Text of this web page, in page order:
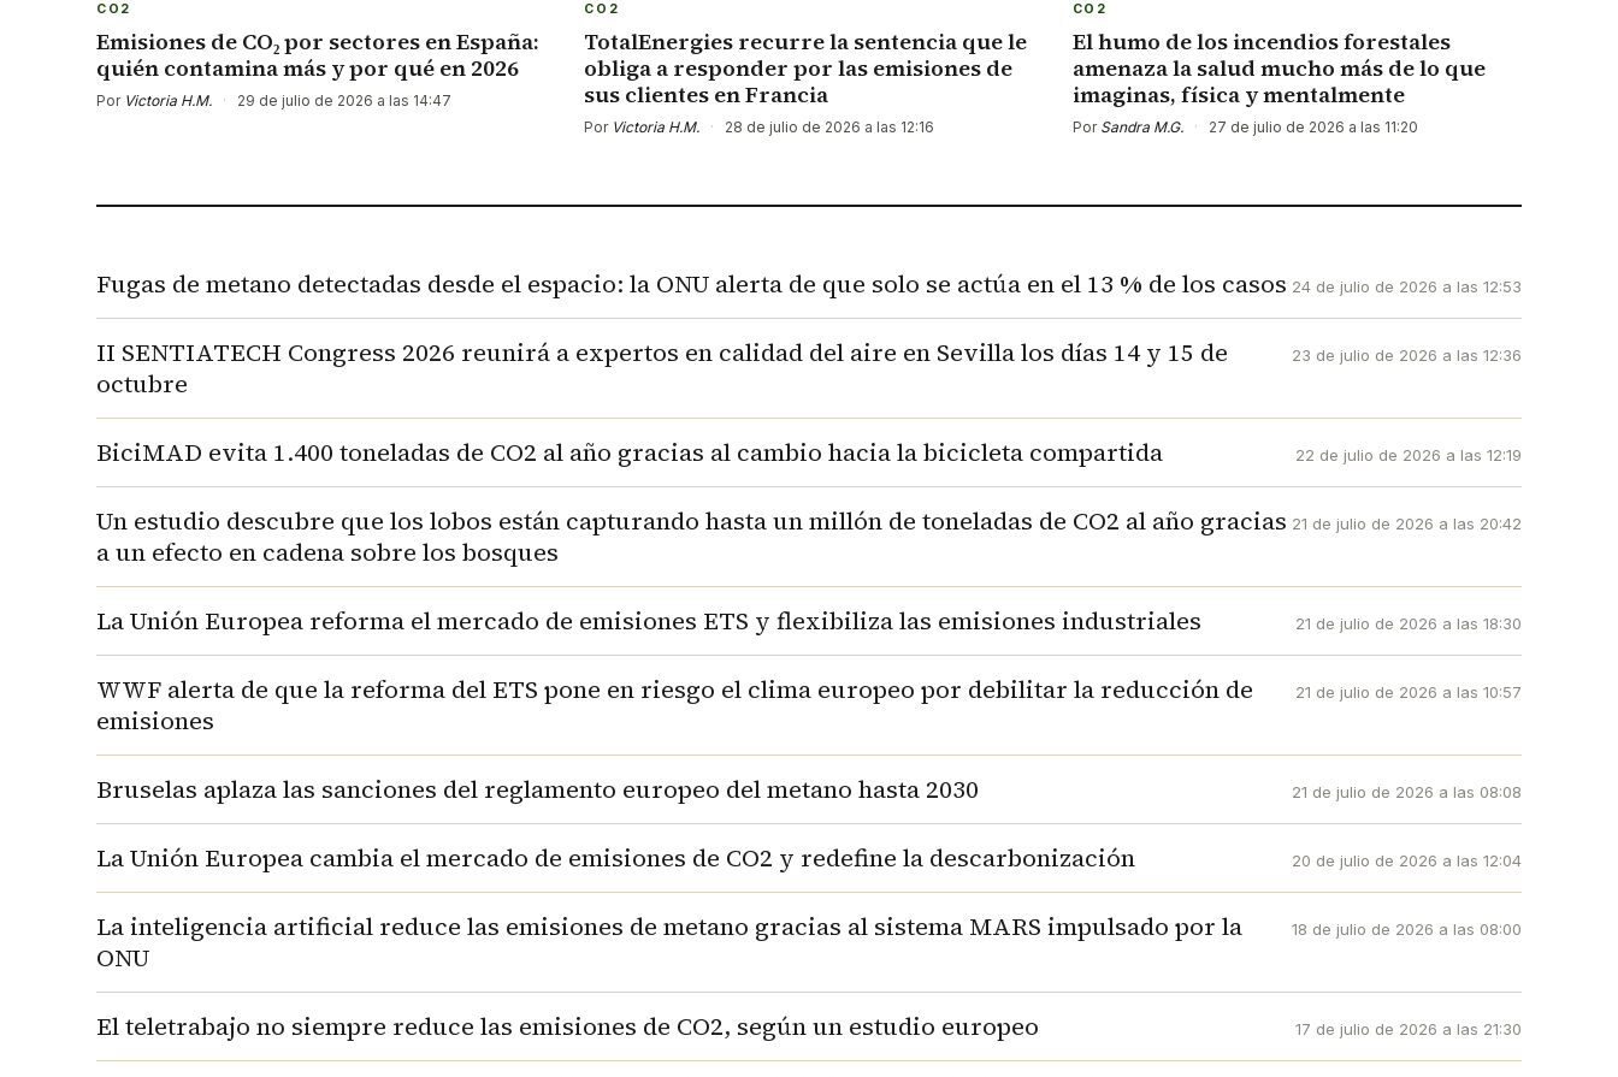
CO2
Emisiones de CO₂ por sectores en España:
quién contamina más y por qué en 2026
Por Victoria H.M. · 29 de julio de 2026 a las 14:47
CO2
TotalEnergies recurre la sentencia que le
obliga a responder por las emisiones de
sus clientes en Francia
Por Victoria H.M. · 28 de julio de 2026 a las 12:16
CO2
El humo de los incendios forestales
amenaza la salud mucho más de lo que
imaginas, física y mentalmente
Por Sandra M.G. · 27 de julio de 2026 a las 11:20
Fugas de metano detectadas desde el espacio: la ONU alerta de que solo se actúa en el 13 % de los casos 24 de julio de 2026 a las 12:53
II SENTIATECH Congress 2026 reunirá a expertos en calidad del aire en Sevilla los días 14 y 15 de
octubre
23 de julio de 2026 a las 12:36
BiciMAD evita 1.400 toneladas de CO2 al año gracias al cambio hacia la bicicleta compartida 22 de julio de 2026 a las 12:19
Un estudio descubre que los lobos están capturando hasta un millón de toneladas de CO2 al año gracias
a un efecto en cadena sobre los bosques
21 de julio de 2026 a las 20:42
La Unión Europea reforma el mercado de emisiones ETS y flexibiliza las emisiones industriales 21 de julio de 2026 a las 18:30
WWF alerta de que la reforma del ETS pone en riesgo el clima europeo por debilitar la reducción de
emisiones
21 de julio de 2026 a las 10:57
Bruselas aplaza las sanciones del reglamento europeo del metano hasta 2030 21 de julio de 2026 a las 08:08
La Unión Europea cambia el mercado de emisiones de CO2 y redefine la descarbonización 20 de julio de 2026 a las 12:04
La inteligencia artificial reduce las emisiones de metano gracias al sistema MARS impulsado por la
ONU
18 de julio de 2026 a las 08:00
El teletrabajo no siempre reduce las emisiones de CO2, según un estudio europeo 17 de julio de 2026 a las 21:30